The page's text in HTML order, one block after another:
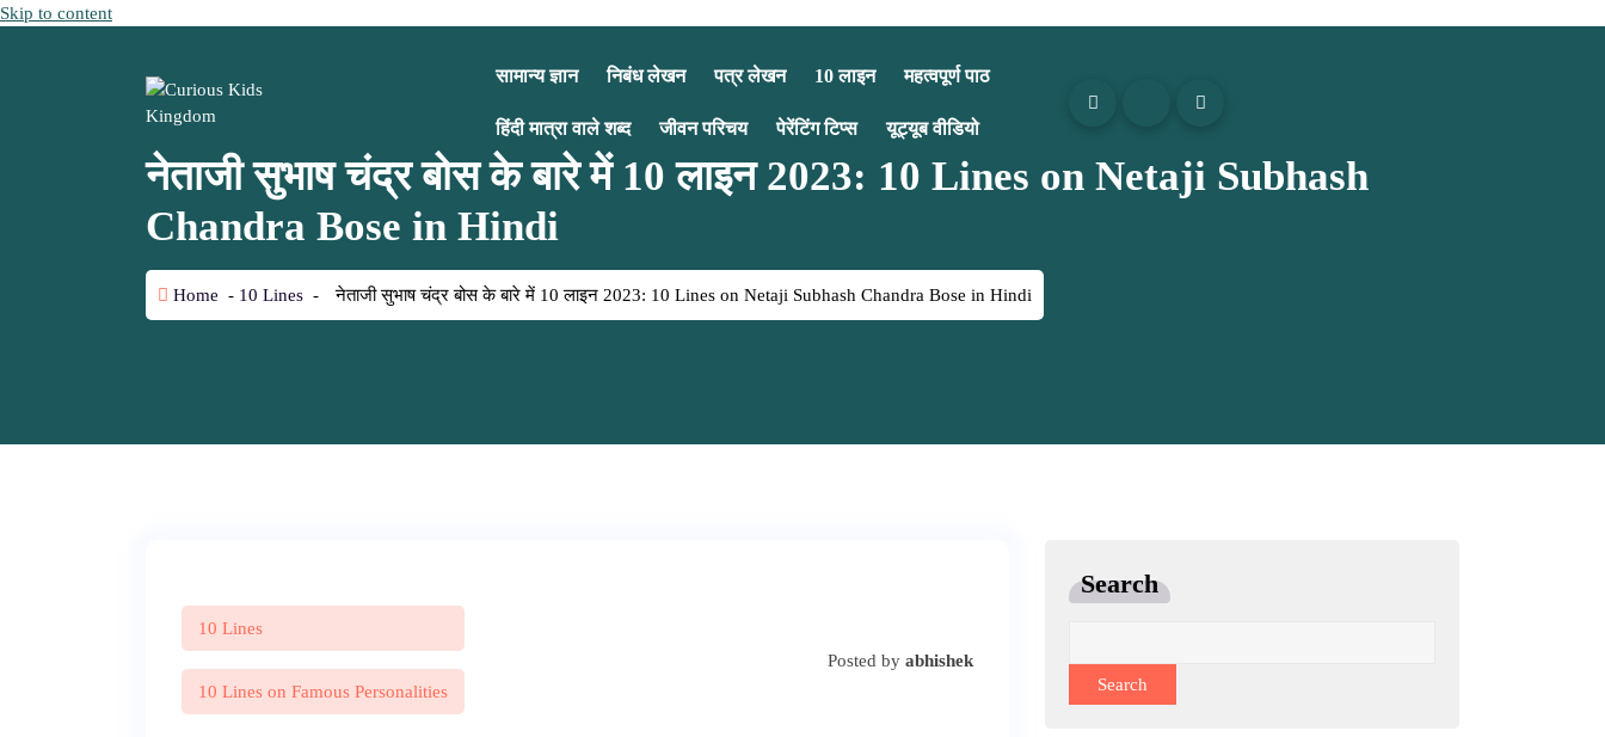
Skip to content
सामान्य ज्ञान निबंध लेखन पत्र लेखन 10 लाइन महत्वपूर्ण पाठ
हिंदी मात्रा वाले शब्द जीवन परिचय पेरेंटिंग टिप्स यूट्यूब वीडियो
नेताजी सुभाष चंद्र बोस के बारे में 10 लाइन 2023: 10 Lines on Netaji Subhash
Chandra Bose in Hindi
Home - 10 Lines - नेताजी सुभाष चंद्र बोस के बारे में 10 लाइन 2023: 10 Lines on Netaji Subhash Chandra Bose in Hindi
10 Lines
10 Lines on Famous Personalities
Posted byabhishek
Search
Search